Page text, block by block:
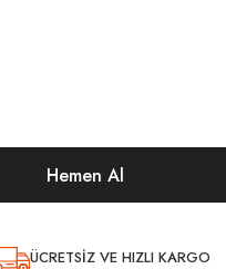
ÜCRETSİZ VE HIZLI KARGO